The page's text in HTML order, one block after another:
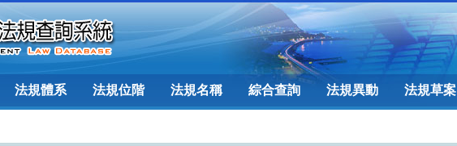
法規體系 法規位階 法規名稱 綜合查詢 法規異動 法規草案